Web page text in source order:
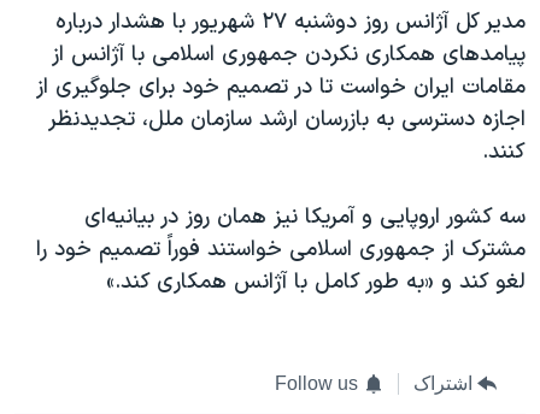
مدیر کل آژانس روز دوشنبه ۲۷ شهریور با هشدار درباره
پیامدهای همکاری نکردن جمهوری اسلامی با آژانس از
مقامات ایران خواست تا در تصمیم خود برای جلوگیری از
اجازه دسترسی به بازرسان ارشد سازمان ملل، تجدید‌نظر
کنند.
سه کشور اروپایی و آمریکا نیز همان روز در بیانیه‌ای
مشترک از جمهوری اسلامی خواستند فوراً تصمیم خود را
لغو کند و «به طور کامل با آژانس همکاری کند.»
اشتراک Follow us